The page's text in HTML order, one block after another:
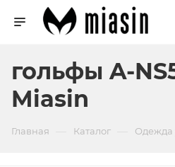
гольфы A-
Miasin
Главная Каталог Одежда